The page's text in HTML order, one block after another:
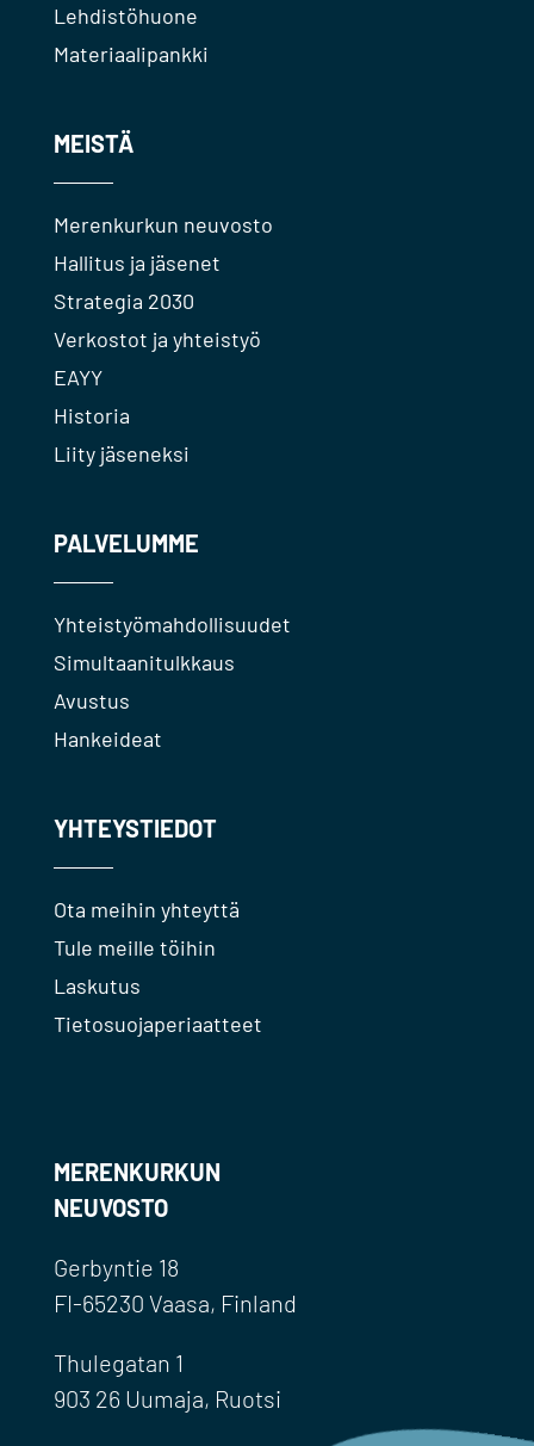
Lehdistöhuone
Materiaalipankki
MEISTÄ
Merenkurkun neuvosto
Hallitus ja jäsenet
Strategia 2030
Verkostot ja yhteistyö
EAYY
Historia
Liity jäseneksi
PALVELUMME
Yhteistyömahdollisuudet
Simultaanitulkkaus
Avustus
Hankeideat
YHTEYSTIEDOT
Ota meihin yhteyttä
Tule meille töihin
Laskutus
Tietosuojaperiaatteet
MERENKURKUN
NEUVOSTO
Gerbyntie 18
FI-65230 Vaasa, Finland
Thulegatan 1
903 26 Uumaja, Ruotsi